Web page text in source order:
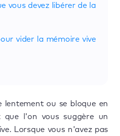
vous devez libérer de la
vider la mémoire vive
lentement ou se bloque en
que l'on vous suggère un
Lorsque vous n'avez pas